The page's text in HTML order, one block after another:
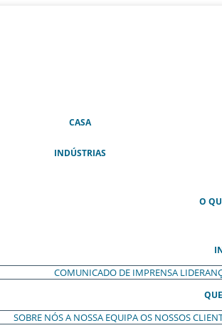
CASA(ATUAL)
INDÚSTRIAS
O
COMUNICADO DE IMPRENSA
SOBRE NÓSA NOSSA EQUIPAOS NOSSOS